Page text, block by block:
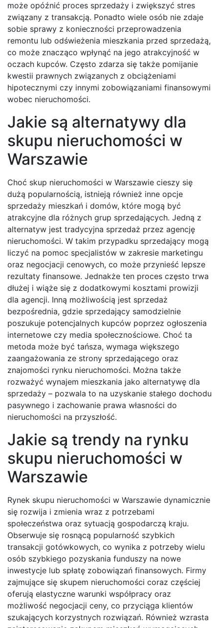
może opóźnić proces sprzedaży i zwiększyć stres
związany z transakcją. Ponadto wiele osób nie zdaje
sobie sprawy z konieczności przeprowadzenia
remontu lub odświeżenia mieszkania przed sprzedażą,
co może znacząco wpłynąć na jego atrakcyjność w
oczach kupców. Często zdarza się także pomijanie
kwestii prawnych związanych z obciążeniami
hipotecznymi czy innymi zobowiązaniami finansowymi
wobec nieruchomości.
Jakie są alternatywy dla
skupu nieruchomości w
Warszawie
Choć skup nieruchomości w Warszawie cieszy się
dużą popularnością, istnieją również inne opcje
sprzedaży mieszkań i domów, które mogą być
atrakcyjne dla różnych grup sprzedających. Jedną z
alternatyw jest tradycyjna sprzedaż przez agencję
nieruchomości. W takim przypadku sprzedający mogą
liczyć na pomoc specjalistów w zakresie marketingu
oraz negocjacji cenowych, co może przynieść lepsze
rezultaty finansowe. Jednakże ten proces często trwa
dłużej i wiąże się z dodatkowymi kosztami prowizji
dla agencji. Inną możliwością jest sprzedaż
bezpośrednia, gdzie sprzedający samodzielnie
poszukuje potencjalnych kupców poprzez ogłoszenia
internetowe czy media społecznościowe. Choć ta
metoda może być tańsza, wymaga większego
zaangażowania ze strony sprzedającego oraz
znajomości rynku nieruchomości. Można także
rozważyć wynajem mieszkania jako alternatywę dla
sprzedaży – pozwala to na uzyskanie stałego dochodu
pasywnego i zachowanie prawa własności do
nieruchomości na przyszłość.
Jakie są trendy na rynku
skupu nieruchomości w
Warszawie
Rynek skupu nieruchomości w Warszawie dynamicznie
się rozwija i zmienia wraz z potrzebami
społeczeństwa oraz sytuacją gospodarczą kraju.
Obserwuje się rosnącą popularność szybkich
transakcji gotówkowych, co wynika z potrzeby wielu
osób szybkiego pozyskania funduszy na nowe
inwestycje lub spłatę zobowiązań finansowych. Firmy
zajmujące się skupem nieruchomości coraz częściej
oferują elastyczne warunki współpracy oraz
możliwość negocjacji ceny, co przyciąga klientów
szukających korzystnych rozwiązań. Również wzrasta